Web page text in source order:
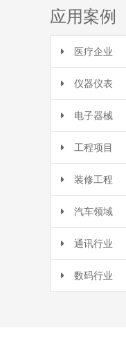
应用案例
医疗企业
仪器仪表
电子器械
工程项目
装修工程
汽车领域
通讯行业
数码行业